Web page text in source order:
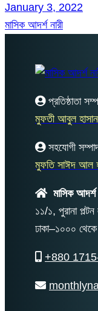
January 3, 2022
মাসিক আদর্শ নারী
প্রতিষ্ঠাতা
মুফতী আবুল হাসান
সহযোগী
মুফতি সাঈদ আল
মাসিক আদর্শ
১১/১, পুরানা পল্টন
ঢাকা–১০০০
+880